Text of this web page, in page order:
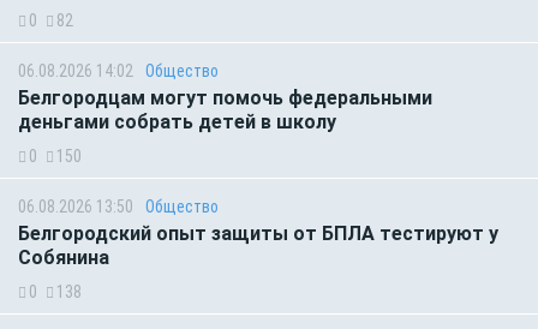
0 82
06.08.2026 14:02 Общество
Белгородцам могут помочь федеральными
деньгами собрать детей в школу
0 150
06.08.2026 13:50 Общество
Белгородский опыт защиты от БПЛА тестируют у
Собянина
0 138